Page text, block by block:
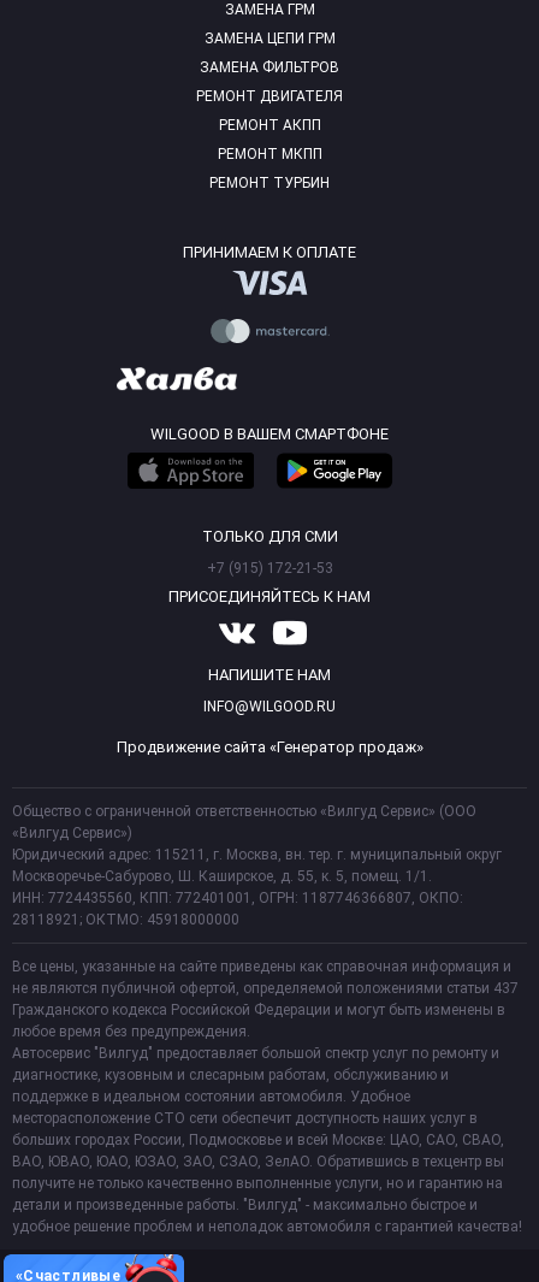
ЗАМЕНА ГРМ
ЗАМЕНА ЦЕПИ ГРМ
ЗАМЕНА ФИЛЬТРОВ
РЕМОНТ ДВИГАТЕЛЯ
РЕМОНТ АКПП
РЕМОНТ МКПП
РЕМОНТ ТУРБИН
ПРИНИМАЕМ К ОПЛАТЕ
WILGOOD В ВАШЕМ СМАРТФОНЕ
ТОЛЬКО ДЛЯ СМИ
+7 (915) 172-21-53
ПРИСОЕДИНЯЙТЕСЬ К НАМ
НАПИШИТЕ НАМ
INFO@WILGOOD.RU
Продвижение сайта «Генератор продаж»
Общество с ограниченной ответственностью «Вилгуд Сервис» (ООО
«Вилгуд Сервис»)
Юридический адрес: 115211, г. Москва, вн. тер. г. муниципальный округ
Москворечье-Сабурово, Ш. Каширское, д. 55, к. 5, помещ. 1/1.
ИНН: 7724435560, КПП: 772401001, ОГРН: 1187746366807, ОКПО:
28118921; ОКТМО: 45918000000
Все цены, указанные на сайте приведены как справочная информация и
не являются публичной офертой, определяемой положениями статьи 437
Гражданского кодекса Российской Федерации и могут быть изменены в
любое время без предупреждения.
Автосервис "Вилгуд" предоставляет большой спектр услуг по ремонту и
диагностике, кузовным и слесарным работам, обслуживанию и
поддержке в идеальном состоянии автомобиля. Удобное
месторасположение СТО сети обеспечит доступность наших услуг в
больших городах России, Подмосковье и всей Москве: ЦАО, САО, СВАО,
ВАО, ЮВАО, ЮАО, ЮЗАО, ЗАО, СЗАО, ЗелАО. Обратившись в техцентр вы
получите не только качественно выполненные услуги, но и гарантию на
детали и произведенные работы. "Вилгуд" - максимально быстрое и
удобное решение проблем и неполадок автомобиля с гарантией качества!
«Счастливые